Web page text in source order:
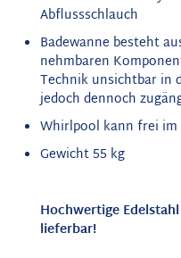
Abflussschlauch
Badewanne besteht
nehmbaren
Technik unsichtbar in
jedoch dennoch
Whirlpool kann frei im
Gewicht 55 kg
Hochwertige
lieferbar!